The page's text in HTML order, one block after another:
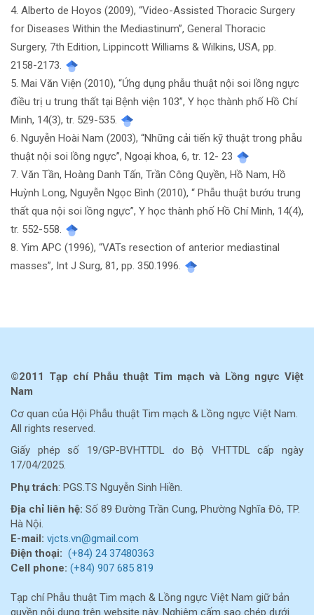
4. Alberto de Hoyos (2009), “Video-Assisted Thoracic Surgery
for Diseases Within the Mediastinum”, General Thoracic
Surgery, 7th Edition, Lippincott Williams & Wilkins, USA, pp.
2158-2173.
5. Mai Văn Viện (2010), “Ứng dụng phẫu thuật nội soi lồng ngực
điều trị u trung thất tại Bệnh viện 103”, Y học thành phố Hồ Chí
Minh, 14(3), tr. 529-535.
6. Nguyễn Hoài Nam (2003), “Những cải tiến kỹ thuật trong phẫu
thuật nội soi lồng ngực”, Ngoại khoa, 6, tr. 12- 23
7. Văn Tần, Hoàng Danh Tấn, Trần Công Quyền, Hồ Nam, Hồ
Huỳnh Long, Nguyễn Ngọc Bình (2010), “ Phẫu thuật bướu trung
thất qua nội soi lồng ngực”, Y học thành phố Hồ Chí Minh, 14(4),
tr. 552-558.
8. Yim APC (1996), “VATs resection of anterior mediastinal
masses”, Int J Surg, 81, pp. 350.1996.
©2011 Tạp chí Phẫu thuật Tim mạch và Lồng ngực Việt
Nam
Cơ quan của Hội Phẫu thuật Tim mạch & Lồng ngực Việt Nam.
All rights reserved.
Giấy phép số 19/GP-BVHTTDL do Bộ VHTTDL cấp ngày
17/04/2025.
Phụ trách: PGS.TS Nguyễn Sinh Hiền.
Địa chỉ liên hệ: Số 89 Đường Trần Cung, Phường Nghĩa Đô, TP.
Hà Nội.
E-mail: vjcts.vn@gmail.com
Điện thoại: (+84) 24 37480363
Cell phone: (+84) 907 685 819
Tạp chí Phẫu thuật Tim mạch & Lồng ngực Việt Nam giữ bản
quyền nội dung trên website này. Nghiêm cấm sao chép dưới